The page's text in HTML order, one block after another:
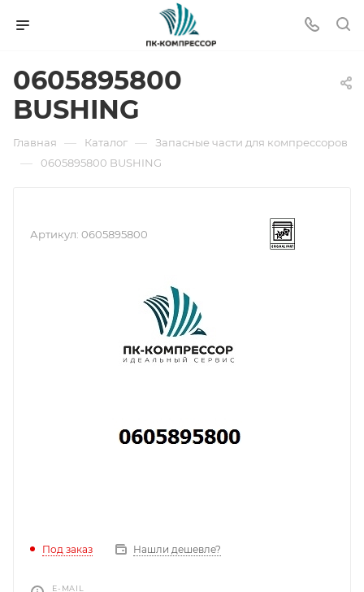
0605895800
BUSHING
Главная — Каталог — Запасные части для компрессоров
— 0605895800 BUSHING
Артикул: 0605895800
Под заказ Нашли дешевле?
E-MAIL